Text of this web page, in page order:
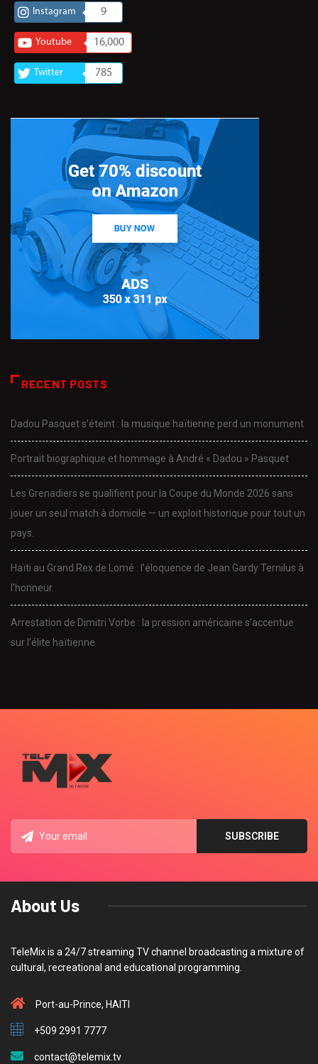
Instagram 9
Youtube 16,000
Twitter 785
RECENT POSTS
Dadou Pasquet s’éteint : la musique haïtienne perd un monument
Portrait biographique et hommage à André « Dadou » Pasquet
Les Grenadiers se qualifient pour la Coupe du Monde 2026 sans
jouer un seul match à domicile — un exploit historique pour tout un
pays.
Haïti au Grand Rex de Lomé : l’éloquence de Jean Gardy Ternilus à
l’honneur
Arrestation de Dimitri Vorbe : la pression américaine s’accentue
sur l’élite haïtienne
About Us
TeleMix is a 24/7 streaming TV channel broadcasting a mixture of
cultural, recreational and educational programming.
Port-au-Prince, HAITI
+509 2991 7777
contact@telemix.tv